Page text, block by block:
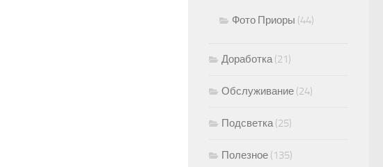
Фото Приоры (44)
Доработка(21)
Обслуживание (24)
Подсветка(25)
Полезное (135)